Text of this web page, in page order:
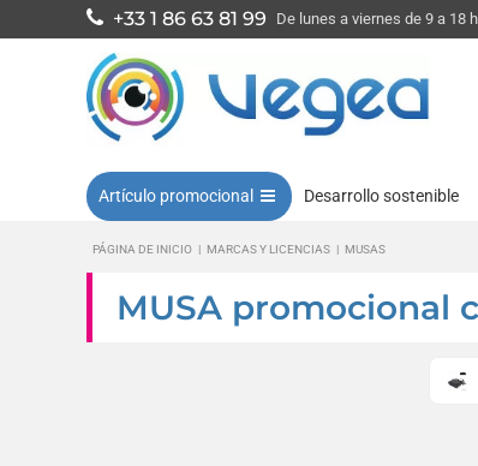
+33 1 86 63 81 99 De lunes a viernes de 9 a 18
Artículo promocional Desarrollo sostenible
PÁGINA DE INICIO | MARCAS Y LICENCIAS | MUSAS
MUSA promocional